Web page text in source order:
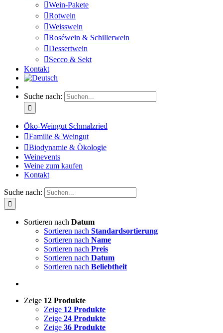
Wein-Pakete
Rotwein
Weisswein
Roséwein & Schillerwein
Dessertwein
Secco & Sekt
Kontakt
Suche nach:
Öko-Weingut Schmalzried
Familie & Weingut
Biodynamie & Ökologie
Weinevents
Weine zum kaufen
Kontakt
Suche nach:
Sortieren nach Datum
Sortieren nach Standardsortierung
Sortieren nach Name
Sortieren nach Preis
Sortieren nach Datum
Sortieren nach Beliebtheit
Zeige 12 Produkte
Zeige 12 Produkte
Zeige 24 Produkte
Zeige 36 Produkte